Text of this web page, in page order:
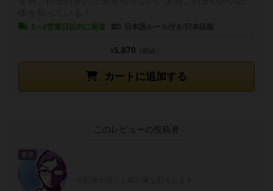
1～2営業日以内に発送
カートに追加する
¥1,870 （税込）
このレビューの投稿者
皇帝